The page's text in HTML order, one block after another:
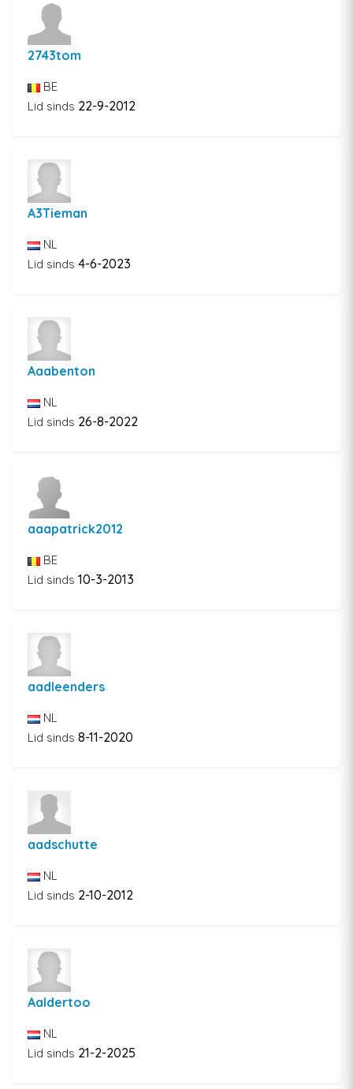
2743tom
BE
Lid sinds 22-9-2012
A3Tieman
NL
Lid sinds 4-6-2023
Aaabenton
NL
Lid sinds 26-8-2022
aaapatrick2012
BE
Lid sinds 10-3-2013
aadleenders
NL
Lid sinds 8-11-2020
aadschutte
NL
Lid sinds 2-10-2012
Aaldertoo
NL
Lid sinds 21-2-2025